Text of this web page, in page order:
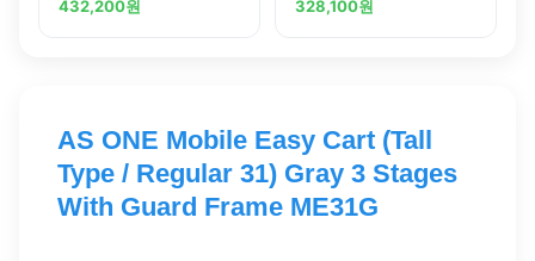
Guard Frame ME31J
432,200원
x 855 ME11F
328,100원
AS ONE Mobile Easy Cart (Tall
Type / Regular 31) Gray 3 Stages
With Guard Frame ME31G